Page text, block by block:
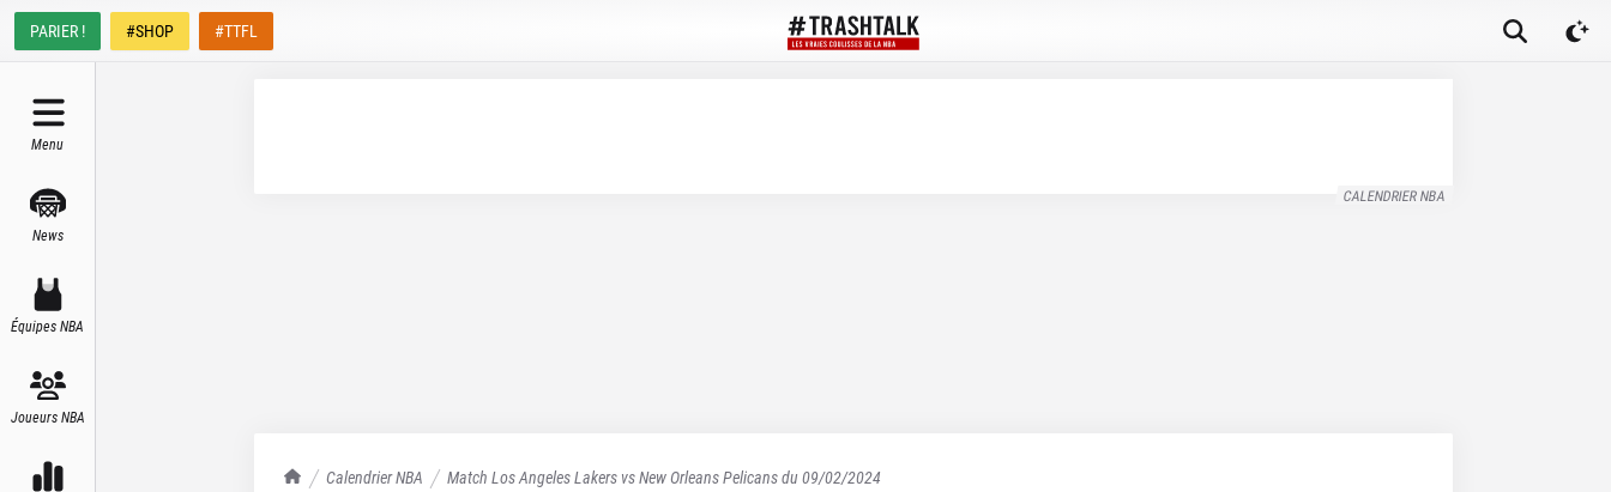
PARIER ! #SHOP #TTFL
Menu
News
Équipes NBA
Joueurs NBA
CALENDRIER NBA
TrashTalk Actu NBA
Calendrier NBA Match Los Angeles Lakers vsNew Orleans Pelicansdu09/02/2024